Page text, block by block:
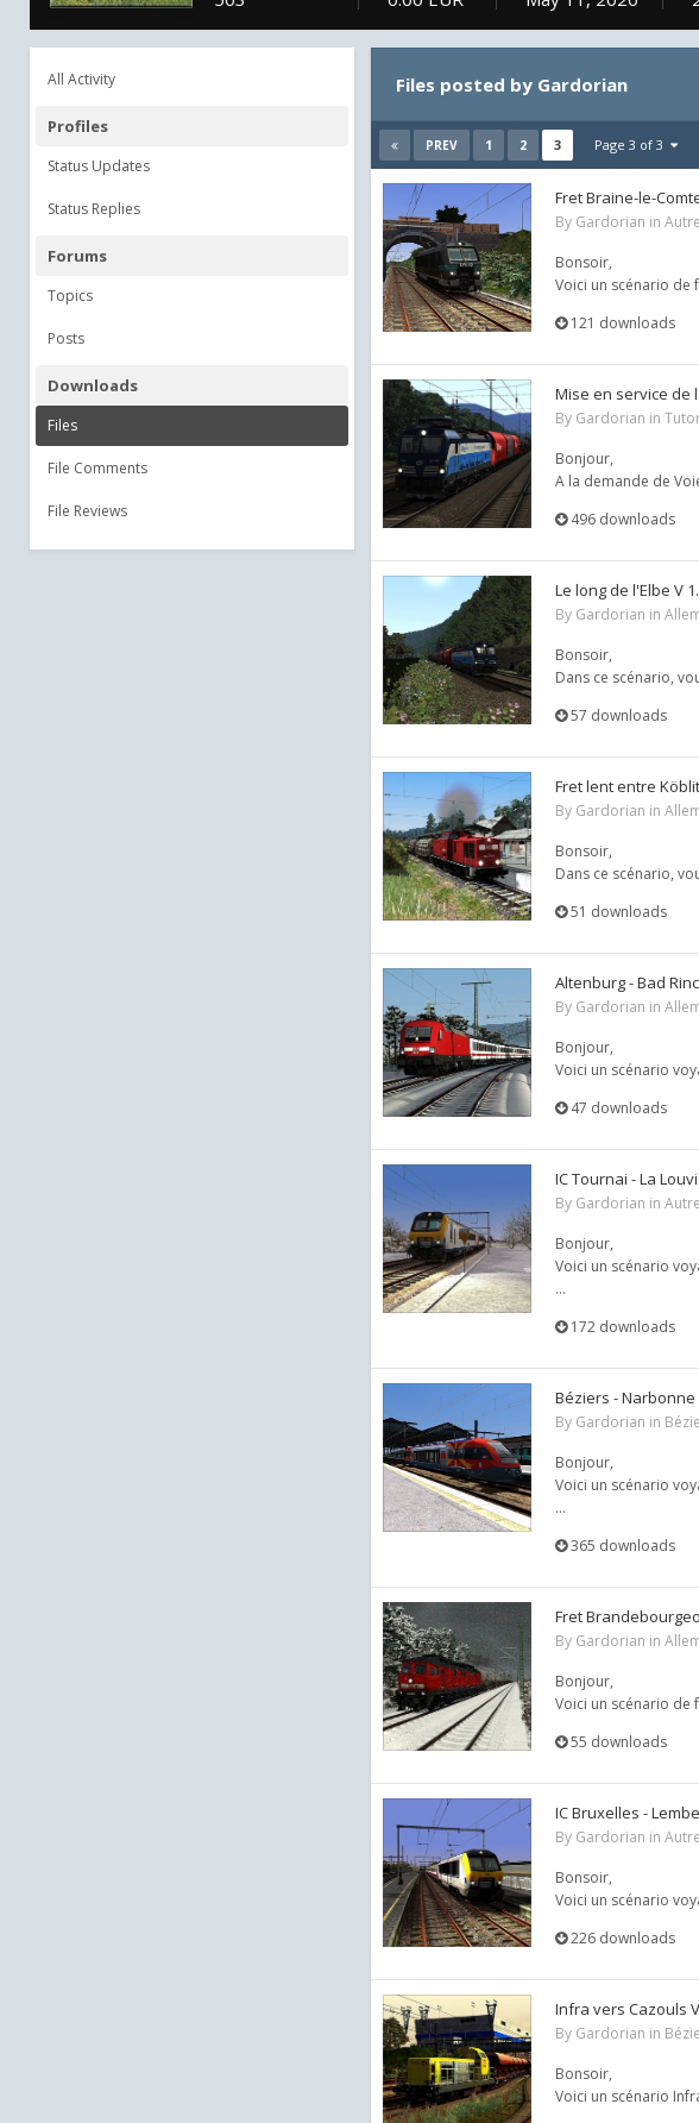
All Activity
Profiles
Status Updates
Status Replies
Forums
Topics
Posts
Downloads
Files
File Comments
File Reviews
Files posted by Gardorian
PREV 1 2 3 Page 3 of 3
Fret Braine-le-
By Gardorian in
Bonsoir,
Voici un scénario de
121 downloads
Mise en service de
By Gardorian in
Bonjour,
A la demande de
496 downloads
Le long de l'Elbe V
By Gardorian in
Bonsoir,
Dans ce scénario,
57 downloads
Fret lent entre
By Gardorian in
Bonsoir,
Dans ce scénario,
51 downloads
Altenburg - Bad
By Gardorian in
Bonjour,
Voici un scénario
47 downloads
IC Tournai - La
By Gardorian in
Bonjour,
Voici un scénario
...
172 downloads
Béziers - Narbonne
By Gardorian in
Bonjour,
Voici un scénario
...
365 downloads
Fret
By Gardorian in
Bonjour,
Voici un scénario de
55 downloads
IC Bruxelles -
By Gardorian in
Bonsoir,
Voici un scénario
226 downloads
Infra vers Cazouls
By Gardorian in
Bonsoir,
Voici un scénario